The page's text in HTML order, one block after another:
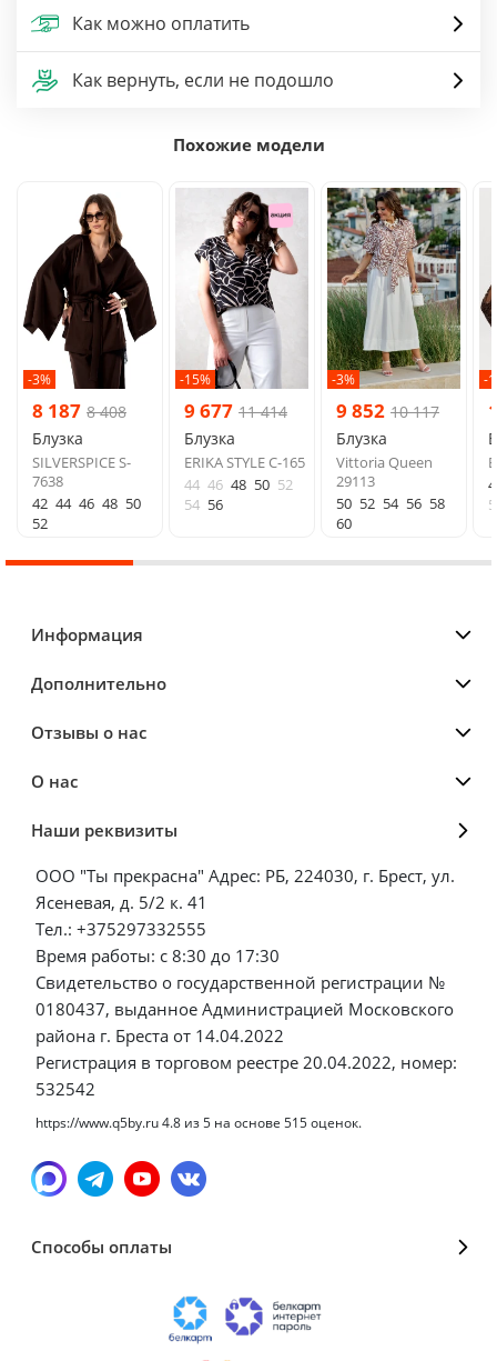
Как можно оплатить
Как вернуть, если не подошло
Похожие модели
-3%
8 187 8 408
Блузка
SILVERSPICE S-
7638
42 44 46 48 50
52
-15%
9 677 11 414
Блузка
ERIKA STYLE С-165
44 46 48 50 52
54 56
-3%
9 852 10 117
Блузка
Vittoria Queen
29113
50 52 54 56 58
60
-
Информация
Дополнительно
Отзывы о нас
О нас
Наши реквизиты
ООО "Ты прекрасна" Адрес: РБ, 224030, г. Брест, ул.
Ясеневая, д. 5/2 к. 41
Тел.: +375297332555
Время работы: с 8:30 до 17:30
Свидетельство о государственной регистрации №
0180437, выданное Администрацией Московского
района г. Бреста от 14.04.2022
Регистрация в торговом реестре 20.04.2022, номер:
532542
https://www.q5by.ru4.8 из5 на основе 515оценок.
Способы оплаты